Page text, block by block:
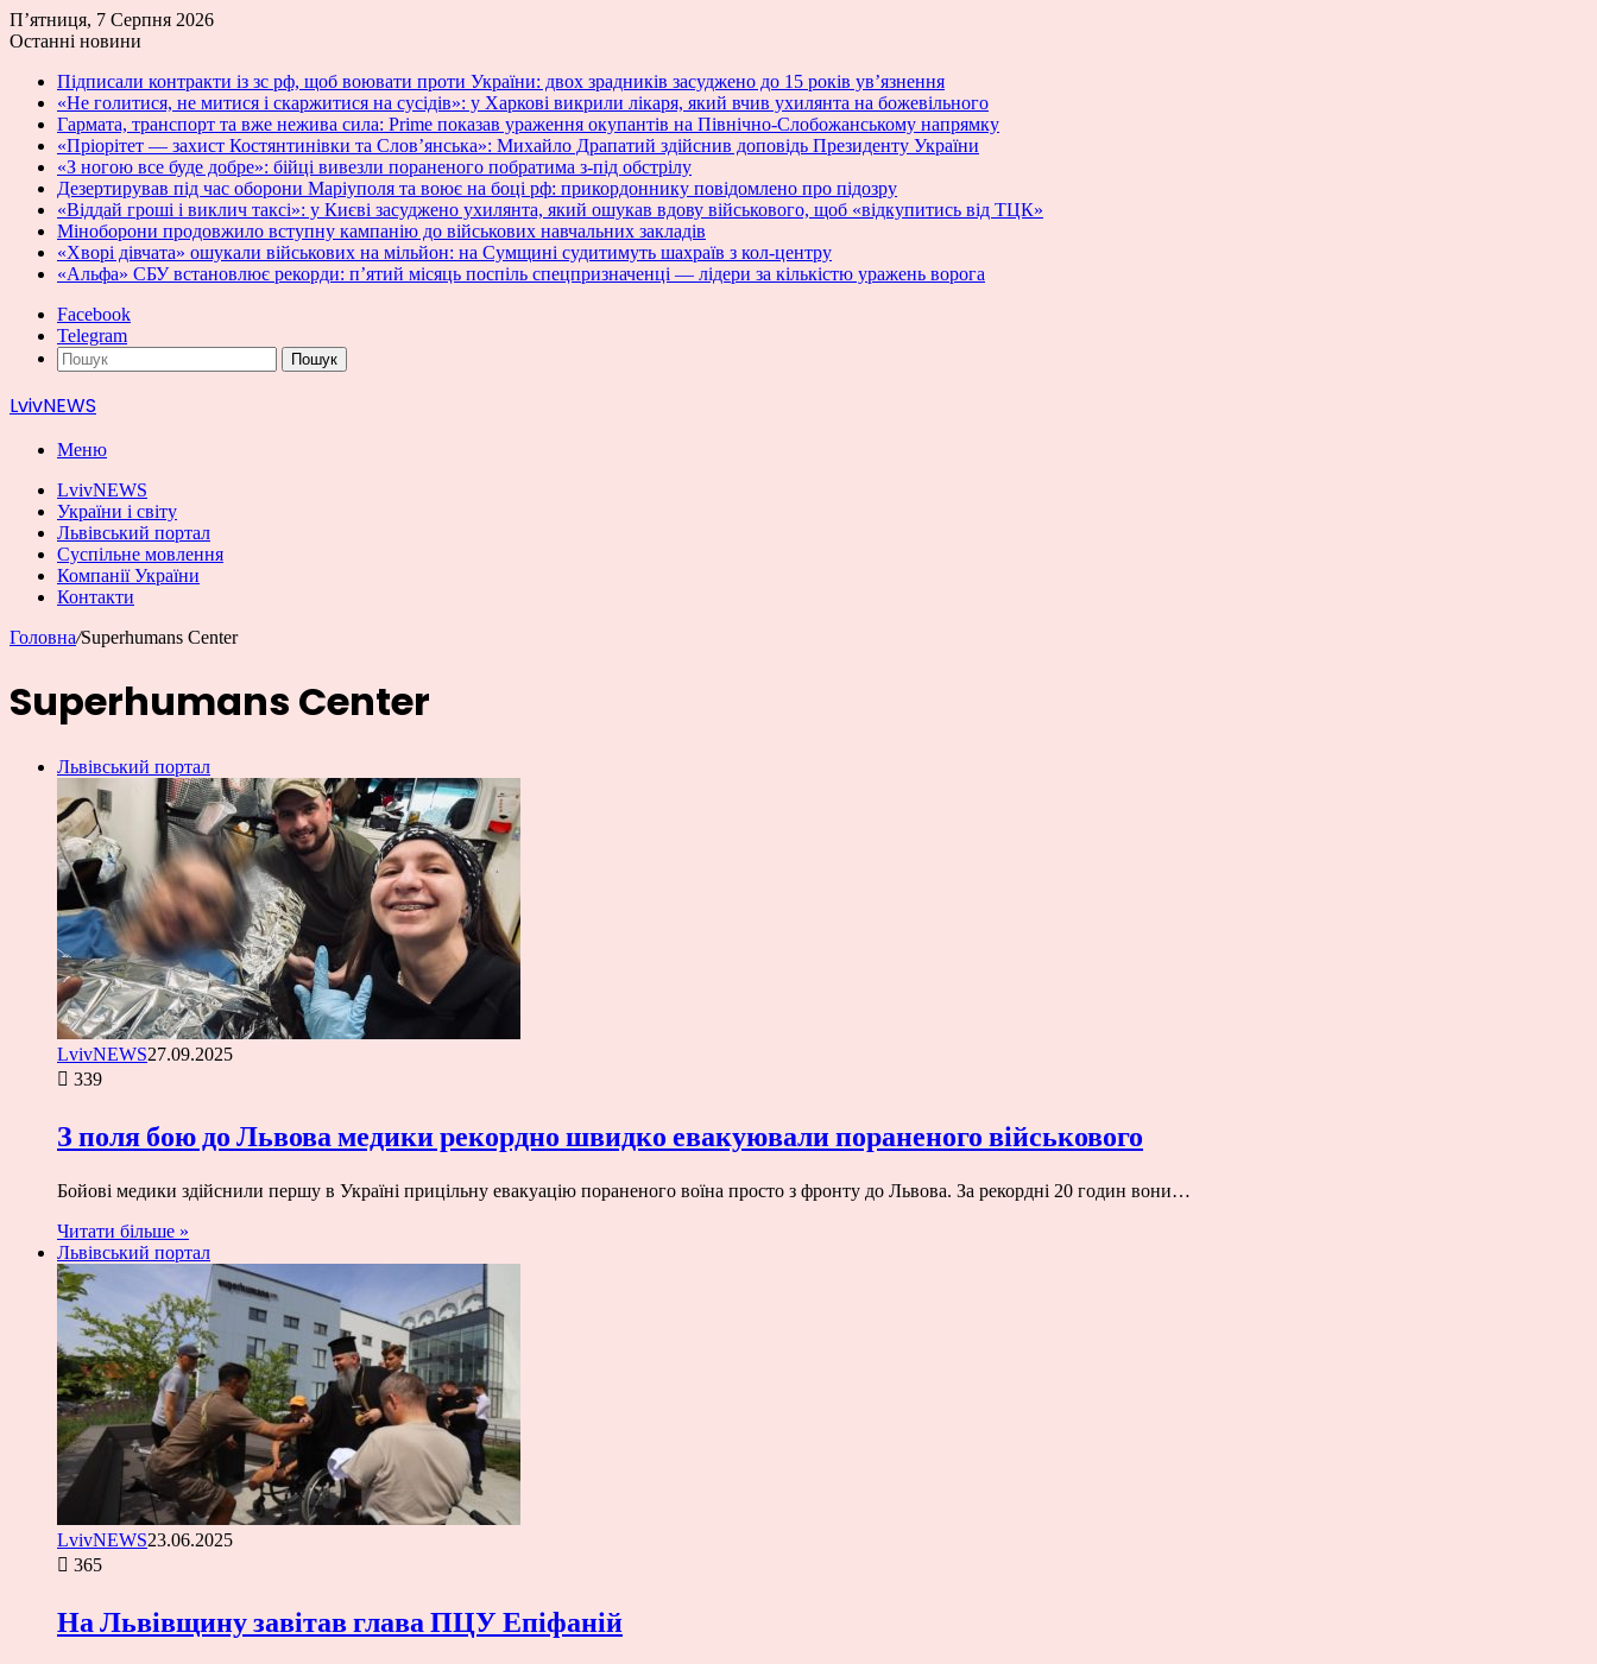
П’ятниця, 7 Серпня 2026
Останні новини
Підписали контракти із зс рф, щоб воювати проти України: двох зрадників засуджено до 15 років ув’язнення
«Не голитися, не митися і скаржитися на сусідів»: у Харкові викрили лікаря, який вчив ухилянта на божевільного
Гармата, транспорт та вже нежива сила: Prime показав ураження окупантів на Північно-Слобожанському напрямку
«Пріорітет — захист Костянтинівки та Слов’янська»: Михайло Драпатий здійснив доповідь Президенту України
«З ногою все буде добре»: бійці вивезли пораненого побратима з-під обстрілу
Дезертирував під час оборони Маріуполя та воює на боці рф: прикордоннику повідомлено про підозру
«Віддай гроші і виклич таксі»: у Києві засуджено ухилянта, який ошукав вдову військового, щоб «відкупитись від ТЦК»
Міноборони продовжило вступну кампанію до військових навчальних закладів
«Хворі дівчата» ошукали військових на мільйон: на Сумщині судитимуть шахраїв з кол-центру
«Альфа» СБУ встановлює рекорди: п’ятий місяць поспіль спецпризначенці — лідери за кількістю уражень ворога
Facebook
Telegram
Пошук
LvivNEWS
Меню
LvivNEWS
України і світу
Львівський портал
Суспільне мовлення
Компанії України
Контакти
Головна/Superhumans Center
Superhumans Center
Львівський портал
LvivNEWS27.09.2025
339
З поля бою до Львова медики рекордно швидко евакуювали пораненого військового
Бойові медики здійснили першу в Україні прицільну евакуацію пораненого воїна просто з фронту до Львова. За рекордні 20 годин вони…
Читати більше »
Львівський портал
LvivNEWS23.06.2025
365
На Львівщину завітав глава ПЦУ Епіфаній